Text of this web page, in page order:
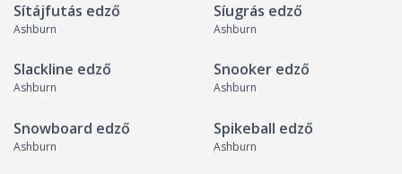
Sítájfutás edző
Ashburn
Síugrás edző
Ashburn
Slackline edző
Ashburn
Snooker edző
Ashburn
Snowboard edző
Ashburn
Spikeball edző
Ashburn